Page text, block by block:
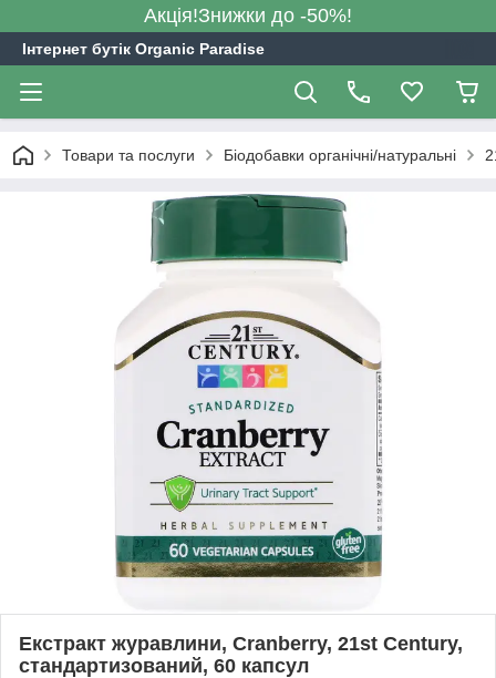
Акція!Знижки до -50%!
Інтернет бутік Organic Paradise
Товари та послуги Біодобавки органічні/натуральні
Екстракт журавлини, Cranberry, 21st Century,
стандартизований, 60 капсул